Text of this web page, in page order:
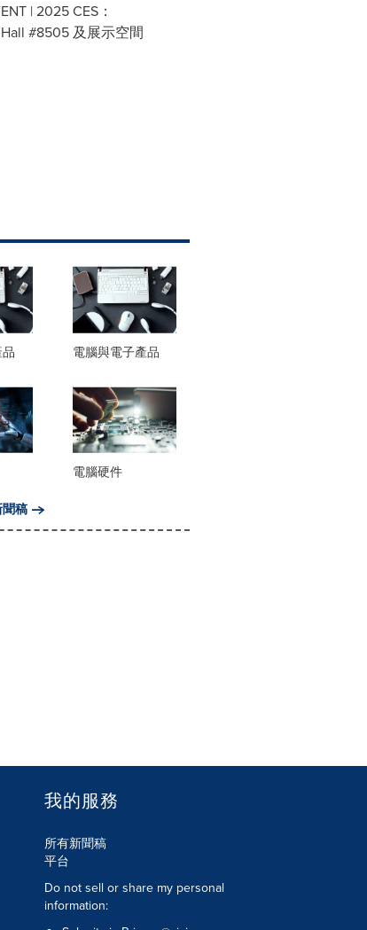
| 2025 CES：
#8505 及展示空間
電腦與電子產品
電腦硬件
稿
我的服務
所有新聞稿
平台
Do not sell or share my personal
information: